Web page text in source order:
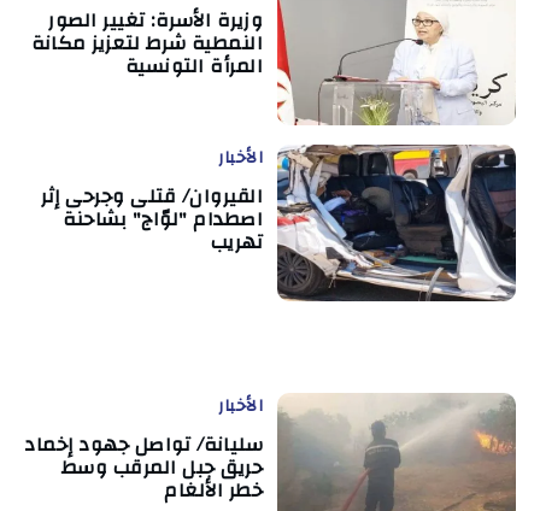
وزيرة الأسرة: تغيير الصور
النمطية شرط لتعزيز مكانة
المرأة التونسية
الأخبار
القيروان/ قتلى وجرحى إثر
اصطدام "لوّاج" بشاحنة
تهريب
الأخبار
سليانة/ تواصل جهود إخماد
حريق جبل المرقب وسط
خطر الألغام